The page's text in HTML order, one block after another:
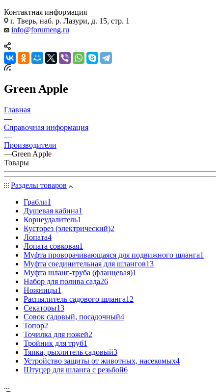
Контактная информация
г. Тверь, наб. р. Лазури, д. 15, стр. 1
info@forumeng.ru
Green Apple
Главная
—
Справочная информация
—
Производители
—Green Apple
Товары
Разделы товаров
Грабли1
Душевая кабина1
Корнеудалитель1
Кусторез (электрический)2
Лопата4
Лопата совковая1
Муфта проворачивающаяся для подвижного шланга1
Муфта соединительная для шлангов13
Муфта шланг-труба (фланцевая)1
Набор для полива сада26
Ножницы1
Распылитель садового шланга12
Секаторы13
Совок садовый, посадочный4
Топор2
Точилка для ножей2
Тройник для труб1
Тяпка, рыхлитель садовый3
Устройство защиты от животных, насекомых4
Штуцер для шланга с резьбой6
...